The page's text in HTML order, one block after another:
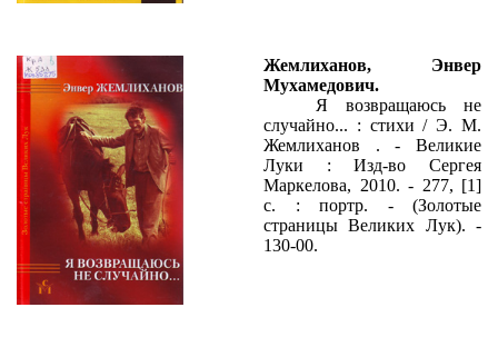
Жемлиханов, Энвер
Мухамедович.
Я возвращаюсь не
случайно... : стихи / Э. М.
Жемлиханов . - Великие
Луки : Изд-во Сергея
Маркелова, 2010. - 277, [1]
с. : портр. - (Золотые
страницы Великих Лук). -
130-00.